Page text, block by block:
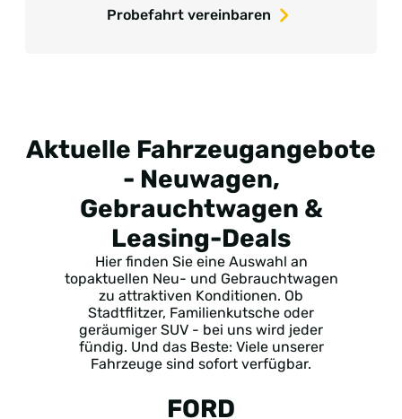
Probefahrt vereinbaren
Aktuelle Fahrzeugangebote
- Neuwagen,
Gebrauchtwagen &
Leasing-Deals
Hier finden Sie eine Auswahl an
topaktuellen Neu- und Gebrauchtwagen
zu attraktiven Konditionen. Ob
Stadtflitzer, Familienkutsche oder
geräumiger SUV - bei uns wird jeder
fündig. Und das Beste: Viele unserer
Fahrzeuge sind sofort verfügbar.
FORD